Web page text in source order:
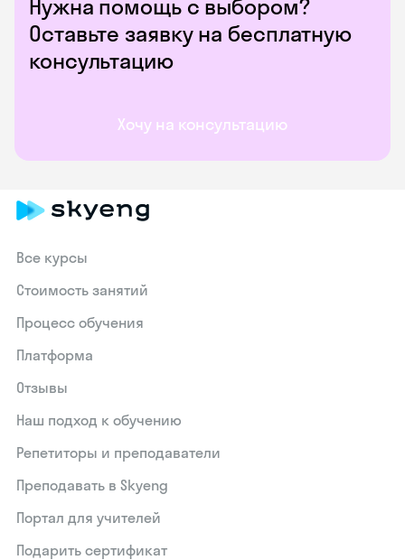
Нужна помощь с выбором?
Оставьте заявку на бесплатную
консультацию
Хочу на консультацию
Все курсы
Стоимость занятий
Процесс обучения
Платформа
Отзывы
Наш подход к обучению
Репетиторы и преподаватели
Преподавать в Skyeng
Портал для учителей
Подарить сертификат